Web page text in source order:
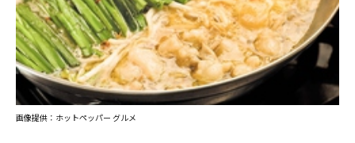
画像提供：ホットペッパー グルメ